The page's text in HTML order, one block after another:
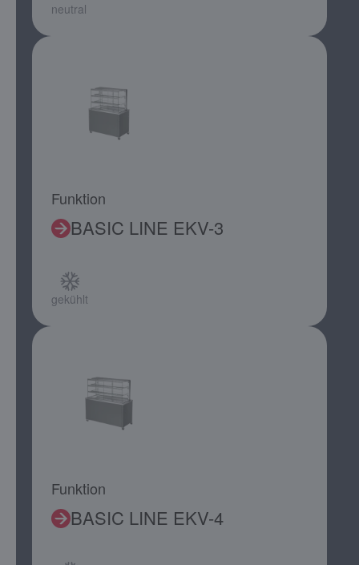
neutral
Funktion
BASIC LINE EKV-3
gekühlt
Funktion
BASIC LINE EKV-4